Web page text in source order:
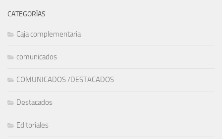
CATEGORÍAS
Caja complementaria
comunicados
COMUNICADOS /DESTACADOS
Destacados
Editoriales